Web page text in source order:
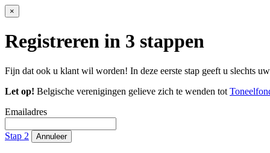
×
Registreren in 3 stappen
Fijn dat ook u klant wil worden! In deze eerste stap geeft u slechts
Let op! Belgische verenigingen gelieve zich te wenden tot
Emailadres
Stap 2 Annuleer